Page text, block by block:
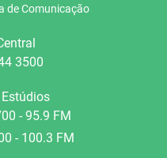
de Comunicação
3500
- 95.9 FM
- 100.3 FM